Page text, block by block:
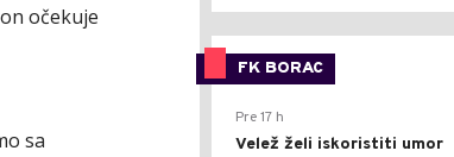
očekuje
sa
FK BORAC
Pre 17 h
Velež želi iskoristiti umor